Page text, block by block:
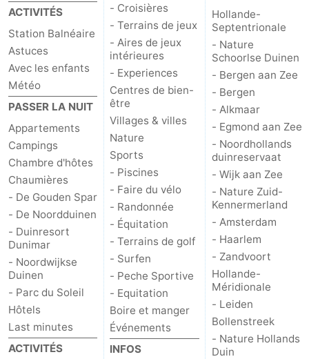
ACTIVITÉS
Station Balnéaire
Astuces
Avec les enfants
Météo
PASSER LA NUIT
Appartements
Campings
Chambre d'hôtes
Chaumières
- De Gouden Spar
- De Noordduinen
- Duinresort
Dunimar
- Noordwijkse
Duinen
- Parc du Soleil
Hôtels
Last minutes
ACTIVITÉS
- Croisières
- Terrains de jeux
- Aires de jeux
intérieures
- Experiences
Centres de bien-
être
Villages & villes
Nature
Sports
- Piscines
- Faire du vélo
- Randonnée
- Équitation
- Terrains de golf
- Surfen
- Peche Sportive
- Equitation
Boire et manger
Événements
INFOS
Hollande-
Septentrionale
- Nature
Schoorlse Duinen
- Bergen aan Zee
- Bergen
- Alkmaar
- Egmond aan Zee
- Noordhollands
duinreservaat
- Wijk aan Zee
- Nature Zuid-
Kennermerland
- Amsterdam
- Haarlem
- Zandvoort
Hollande-
Méridionale
- Leiden
Bollenstreek
- Nature Hollands
Duin